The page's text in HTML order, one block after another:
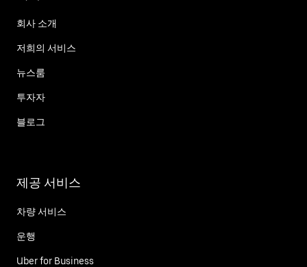
회사 소개
저희의 서비스
뉴스룸
투자자
블로그
제공 서비스
차량 서비스
운행
Uber for Business